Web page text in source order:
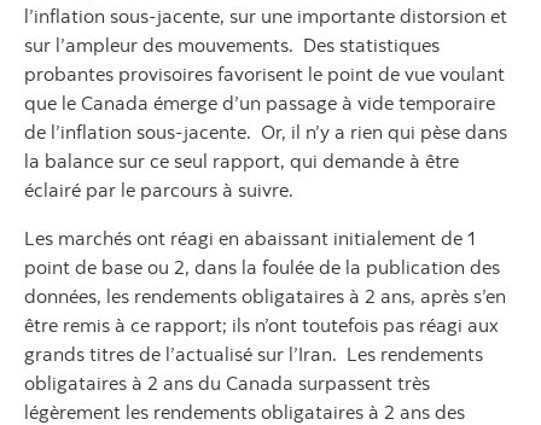
l’inflation sous-jacente, sur une importante distorsion et
sur l’ampleur des mouvements. Des statistiques
probantes provisoires favorisent le point de vue voulant
que le Canada émerge d’un passage à vide temporaire
de l’inflation sous-jacente. Or, il n’y a rien qui pèse dans
la balance sur ce seul rapport, qui demande à être
éclairé par le parcours à suivre.
Les marchés ont réagi en abaissant initialement de 1
point de base ou 2, dans la foulée de la publication des
données, les rendements obligataires à 2 ans, après s’en
être remis à ce rapport; ils n’ont toutefois pas réagi aux
grands titres de l’actualisé sur l’Iran. Les rendements
obligataires à 2 ans du Canada surpassent très
légèrement les rendements obligataires à 2 ans des